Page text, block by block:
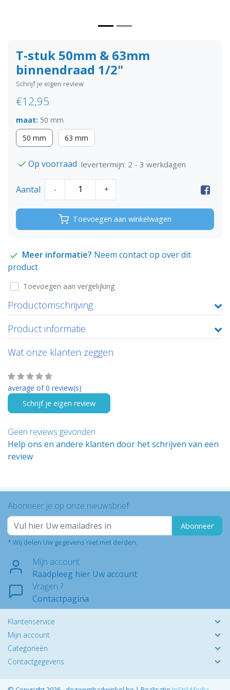
T-stuk 50mm & 63mm
binnendraad 1/2"
Schrijf je eigen review
€12,95
maat: 50 mm
50 mm
63 mm
Op voorraad levertermijn: 2 - 3 werkdagen
Aantal - +
Toevoegen aan winkelwagen
Meer informatie? Neem contact op over dit
product
Toevoegen aan vergelijking
Productomschrijving
Product informatie
Wat onze klanten zeggen
average of 0 review(s)
Schrijf je eigen review
Geen reviews gevonden
Help ons en andere klanten door het schrijven van een
review
Abonneer je op onze nieuwsbrief
Abonneer
* Wij delen Uw gegevens niet met derden.
Mijn account
Raadpleeg hier Uw account
Vragen ?
Contactpagina
Klantenservice
Mijn account
Categorieën
Contactgegevens